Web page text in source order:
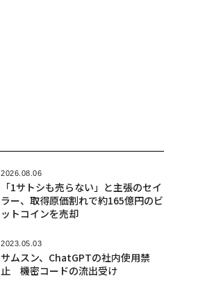
2026.08.06
「1サトシも売らない」と主張のセイ
ラー、取得原価割れで約165億円のビ
ットコインを売却
2023.05.03
サムスン、ChatGPTの社内使用禁
止 機密コードの流出受け